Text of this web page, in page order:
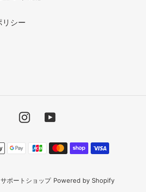
リシー
InstagramYouTube
決
済
法
ポートショップ Powered by Shopify